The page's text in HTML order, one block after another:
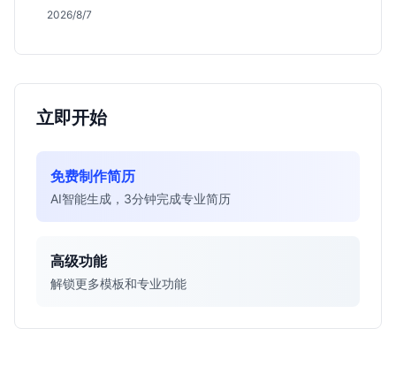
真实职责及不限专业背后的竞争逻辑，助你判断是否值
2026/8/7
立即开始
免费制作简历
AI智能生成，3分钟完成专业简历
高级功能
解锁更多模板和专业功能